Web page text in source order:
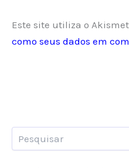
Este site utiliza o
como seus dados em